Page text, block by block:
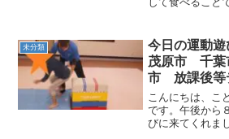
した！♪芽が出
水やりも頑張り
未分類
今日の運動
茂原市 千
市 放課後等
発達支援
こんにちは、こ
です。午後から
びに来てくれま